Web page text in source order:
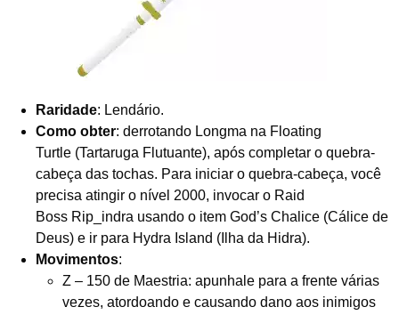
Raridade: Lendário.
Como obter: derrotando Longma na Floating
Turtle (Tartaruga Flutuante), após completar o quebra-
cabeça das tochas. Para iniciar o quebra-cabeça, você
precisa atingir o nível 2000, invocar o Raid
Boss Rip_indra usando o item God’s Chalice (Cálice de
Deus) e ir para Hydra Island (Ilha da Hidra).
Movimentos:
Z – 150 de Maestria: apunhale para a frente várias
vezes, atordoando e causando dano aos inimigos